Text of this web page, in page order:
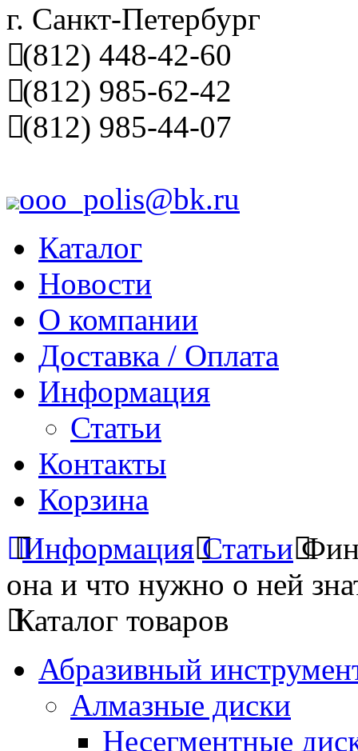
г. Санкт-Петербург
(812) 448-42-60
(812) 985-62-42
(812) 985-44-07
ooo_polis@bk.ru
Каталог
Новости
О компании
Доставка / Оплата
Информация
Статьи
Контакты
Корзина
Информация Статьи
она и что нужно о ней
Каталог товаров
Абразивный
Алмазные диски
Несегментные